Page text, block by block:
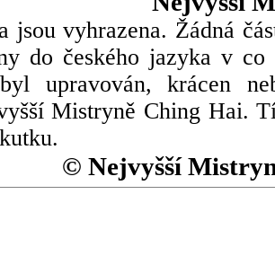
jsou vyhrazena. Žádná
do českého jazyka v
upravován, krácen
Mistryně Ching Hai.
© Nejvyšší